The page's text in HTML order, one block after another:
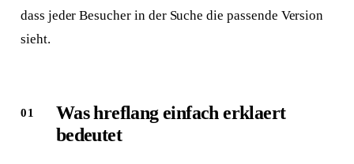
dass jeder Besucher in der Suche die passende Version
sieht.
Was hreflang einfach erklaert
bedeutet